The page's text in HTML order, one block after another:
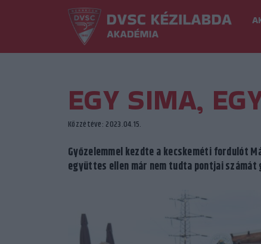
EGY SIMA,
Közzétéve: 2023.04.15.
Győzelemmel kezdte a kecskeméti fordulót
együttes ellen már nem tudta pontjai